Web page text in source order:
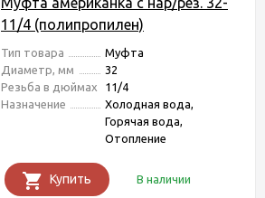
11/4 (полипропилен)
Тип товара
Муфта
Диаметр, мм
32
Резьба в дюймах
11/4
Назначение
Холодная вода,
Горячая вода,
Отопление
Купить В наличии